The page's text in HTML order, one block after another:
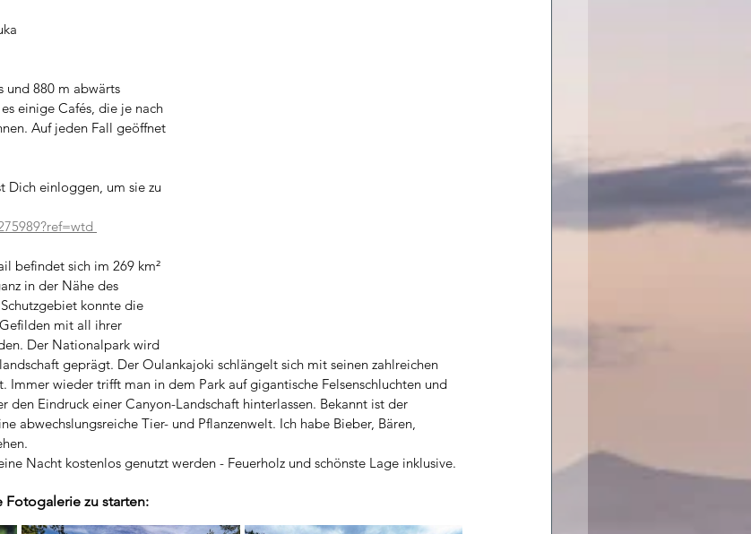
und 880 m abwärts
einige Cafés, die je nach
Auf jeden Fall geöffnet
Dich einloggen, um sie zu
befindet sich im 269 km²
in der Nähe des
konnte die
mit all ihrer
Der Nationalpark wird
geprägt. Der Oulankajoki schlängelt sich mit seinen zahlreichen
Immer wieder trifft man in dem Park auf gigantische Felsenschluchten und
den Eindruck einer Canyon-Landschaft hinterlassen. Bekannt ist der
abwechslungsreiche Tier- und Pflanzenwelt. Ich habe Bieber, Bären,
Nacht kostenlos genutzt werden - Feuerholz und schönste Lage inklusive.
Fotogalerie zu starten: